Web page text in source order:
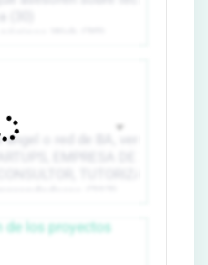
de los proyectos